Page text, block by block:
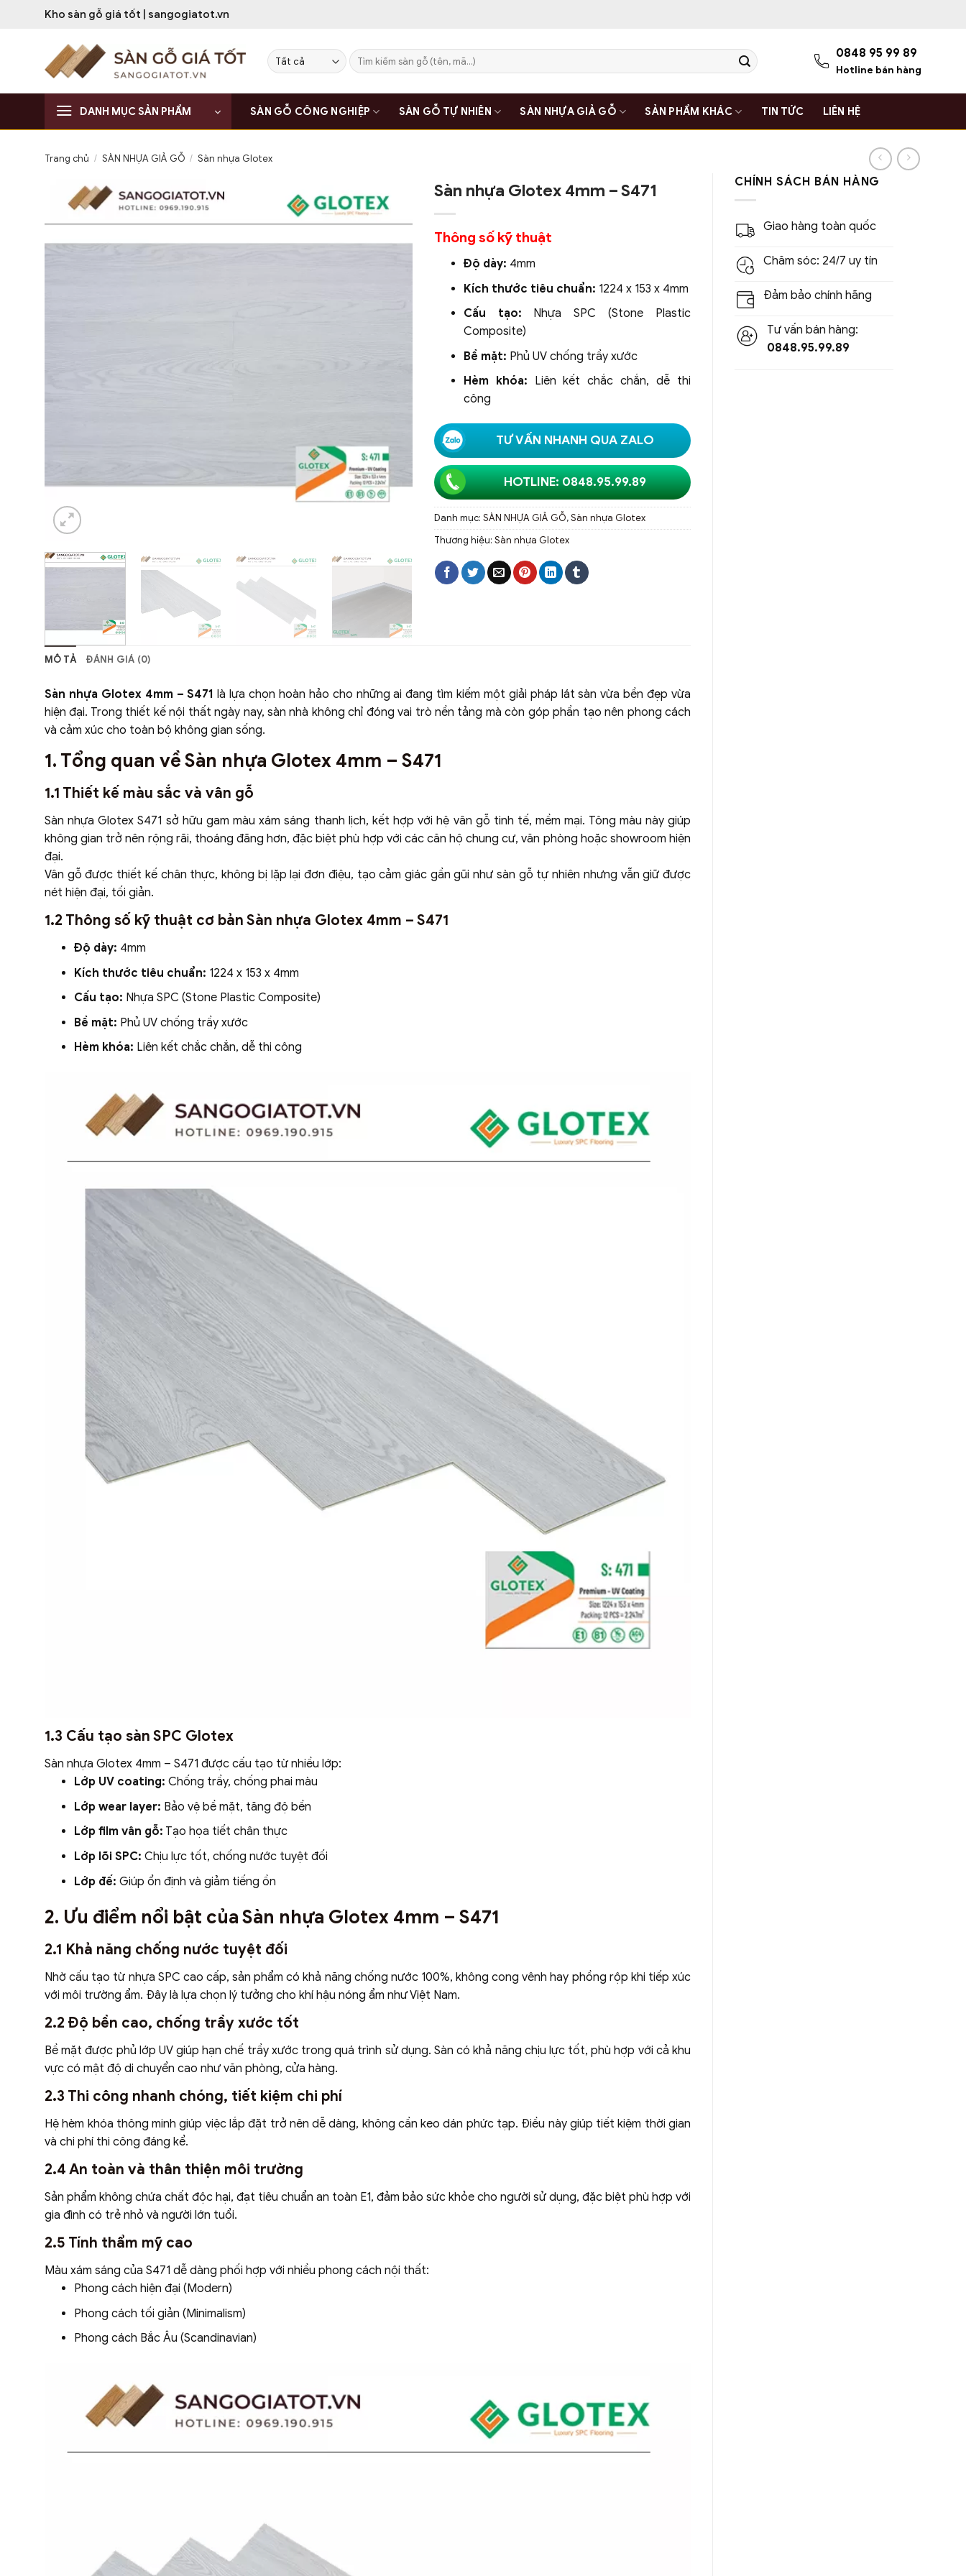
Kho sàn gỗ giá tốt | sangogiatot.vn
Tìm
kiếm:
0848 95 99 89
Hotline bán hàng
DANH MỤC SẢN PHẨM SÀN GỖ CÔNG NGHIỆP SÀN GỖ TỰ NHIÊN SÀN NHỰA GIẢ GỖ SẢN PHẨM KHÁC TIN TỨC LIÊN HỆ
Trang chủ / SÀN NHỰA GIẢ GỖ / Sàn nhựa Glotex
CHÍNH SÁCH BÁN HÀNG
Giao hàng toàn quốc
Chăm sóc: 24/7 uy tín
Đảm bảo chính hãng
Tư vấn bán hàng:
0848.95.99.89
Sàn nhựa Glotex 4mm – S471
Thông số kỹ thuật
Độ dày: 4mm
Kích thước tiêu chuẩn: 1224 x 153 x 4mm
Cấu tạo: Nhựa SPC (Stone Plastic
Composite)
Bề mặt: Phủ UV chống trầy xước
Hèm khóa: Liên kết chắc chắn, dễ thi
công
TƯ VẤN NHANH QUA ZALO
HOTLINE: 0848.95.99.89
Danh mục: SÀN NHỰA GIẢ GỖ,Sàn nhựa Glotex
Thương hiệu: Sàn nhựa Glotex
MÔ TẢ ĐÁNH GIÁ (0)
Sàn nhựa Glotex 4mm – S471 là lựa chọn hoàn hảo cho những ai đang tìm kiếm một giải pháp lát sàn vừa bền đẹp vừa
hiện đại. Trong thiết kế nội thất ngày nay, sàn nhà không chỉ đóng vai trò nền tảng mà còn góp phần tạo nên phong cách
và cảm xúc cho toàn bộ không gian sống.
1. Tổng quan về Sàn nhựa Glotex 4mm – S471
1.1 Thiết kế màu sắc và vân gỗ
Sàn nhựa Glotex S471 sở hữu gam màu xám sáng thanh lịch, kết hợp với hệ vân gỗ tinh tế, mềm mại. Tông màu này giúp
không gian trở nên rộng rãi, thoáng đãng hơn, đặc biệt phù hợp với các căn hộ chung cư, văn phòng hoặc showroom hiện
đại.
Vân gỗ được thiết kế chân thực, không bị lặp lại đơn điệu, tạo cảm giác gần gũi như sàn gỗ tự nhiên nhưng vẫn giữ được
nét hiện đại, tối giản.
1.2 Thông số kỹ thuật cơ bản Sàn nhựa Glotex 4mm – S471
Độ dày: 4mm
Kích thước tiêu chuẩn: 1224 x 153 x 4mm
Cấu tạo: Nhựa SPC (Stone Plastic Composite)
Bề mặt: Phủ UV chống trầy xước
Hèm khóa: Liên kết chắc chắn, dễ thi công
1.3 Cấu tạo sàn SPC Glotex
Sàn nhựa Glotex 4mm – S471 được cấu tạo từ nhiều lớp:
Lớp UV coating: Chống trầy, chống phai màu
Lớp wear layer: Bảo vệ bề mặt, tăng độ bền
Lớp film vân gỗ: Tạo họa tiết chân thực
Lớp lõi SPC: Chịu lực tốt, chống nước tuyệt đối
Lớp đế: Giúp ổn định và giảm tiếng ồn
2. Ưu điểm nổi bật của Sàn nhựa Glotex 4mm – S471
2.1 Khả năng chống nước tuyệt đối
Nhờ cấu tạo từ nhựa SPC cao cấp, sản phẩm có khả năng chống nước 100%, không cong vênh hay phồng rộp khi tiếp xúc
với môi trường ẩm. Đây là lựa chọn lý tưởng cho khí hậu nóng ẩm như Việt Nam.
2.2 Độ bền cao, chống trầy xước tốt
Bề mặt được phủ lớp UV giúp hạn chế trầy xước trong quá trình sử dụng. Sàn có khả năng chịu lực tốt, phù hợp với cả khu
vực có mật độ di chuyển cao như văn phòng, cửa hàng.
2.3 Thi công nhanh chóng, tiết kiệm chi phí
Hệ hèm khóa thông minh giúp việc lắp đặt trở nên dễ dàng, không cần keo dán phức tạp. Điều này giúp tiết kiệm thời gian
và chi phí thi công đáng kể.
2.4 An toàn và thân thiện môi trường
Sản phẩm không chứa chất độc hại, đạt tiêu chuẩn an toàn E1, đảm bảo sức khỏe cho người sử dụng, đặc biệt phù hợp với
gia đình có trẻ nhỏ và người lớn tuổi.
2.5 Tính thẩm mỹ cao
Màu xám sáng của S471 dễ dàng phối hợp với nhiều phong cách nội thất:
Phong cách hiện đại (Modern)
Phong cách tối giản (Minimalism)
Phong cách Bắc Âu (Scandinavian)